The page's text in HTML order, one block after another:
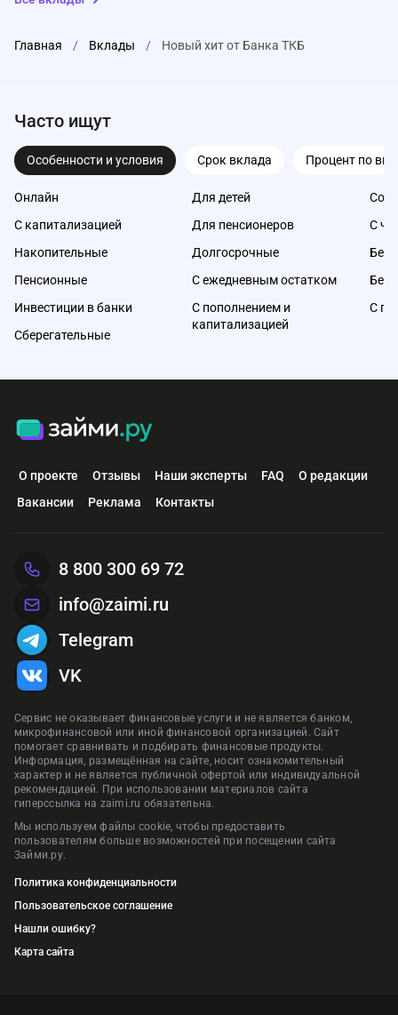
Главная / Вклады / Новый хит от Банка ТКБ
Часто ищут
Особенности и условия Срок вклада Процент по
Онлайн
С капитализацией
Накопительные
Пенсионные
Инвестиции в банки
Сберегательные
Для детей
Для пенсионеров
Долгосрочные
С ежедневным остатком
С пополнением и
капитализацией
Со
С
Без
Без
С
О проекте Отзывы Наши эксперты FAQ
О редакции
Вакансии
Реклама Контакты
Сервис не оказывает финансовые услуги и не является банком,
микрофинансовой или иной финансовой организацией. Сайт
помогает сравнивать и подбирать финансовые продукты.
Информация, размещённая на сайте, носит ознакомительный
характер и не является публичной офертой или индивидуальной
рекомендацией. При использовании материалов сайта
гиперссылка на zaimi.ru обязательна.
Мы используем файлы cookie, чтобы предоставить
пользователям больше возможностей при посещении сайта
Займи.ру.
Политика конфиденциальности
Пользовательское соглашение
Нашли ошибку?
Карта сайта
8 800 300 69 72
info@zaimi.ru
Telegram
VK